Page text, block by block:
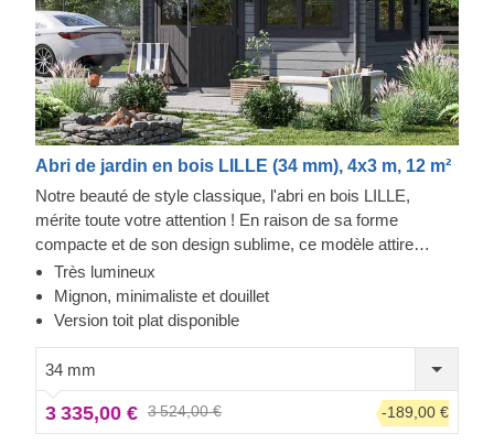
Abri de jardin en bois LILLE (34 mm), 4x3 m, 12 m²
Notre beauté de style classique, l'abri en bois LILLE,
mérite toute votre attention ! En raison de sa forme
compacte et de son design sublime, ce modèle attire
généralement les clients qui apprécient la simplicité et
l'esthétique classique du bois. Cet adorable abri peut se
transformer en bureau à domicile, ou bien par exemple en
Très lumineux
Mignon, minimaliste et douillet
Version toit plat disponible
34 mm
3 335,00 € 3 524,00 € -189,00 €